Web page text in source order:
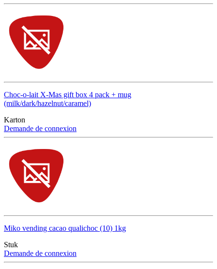
Choc-o-lait X-Mas gift box 4 pack + mug
(milk/dark/hazelnut/caramel)
Karton
Demande de connexion
Miko vending cacao qualichoc (10) 1kg
Stuk
Demande de connexion